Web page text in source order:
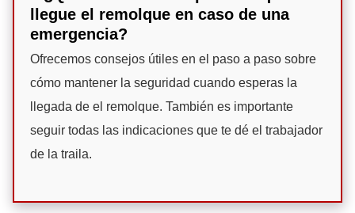
llegue el remolque en caso de una
emergencia?
Ofrecemos consejos útiles en el paso a paso sobre
cómo mantener la seguridad cuando esperas la
llegada de el remolque. También es importante
seguir todas las indicaciones que te dé el trabajador
de la traila.